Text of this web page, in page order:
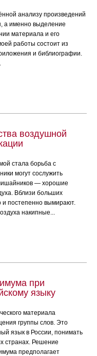
анализу произведений
а именно выделение
материала и его
работы состоит из
и библиографии.
воздушной
стала борьба с
могут сослужить
— хорошие
Вблизи больших
и постепенно вымирают.
накипные...
при
языку
материала
группы слов. Это
язык в России, понимать
странах. Решение
предполагает